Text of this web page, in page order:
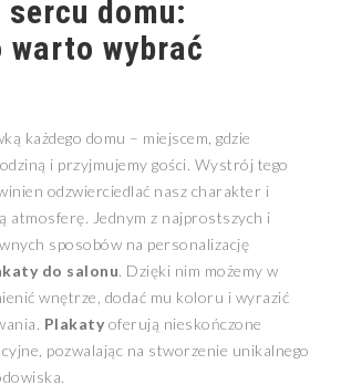
sercu domu:
warto wybrać
każdego domu – miejscem, gdzie
i przyjmujemy gości. Wystrój tego
odzwierciedlać nasz charakter i
atmosferę. Jednym z najprostszych i
sposobów na personalizację
do salonu. Dzięki nim możemy w
wnętrze, dodać mu koloru i wyrazić
Plakaty oferują nieskończone
pozwalając na stworzenie unikalnego